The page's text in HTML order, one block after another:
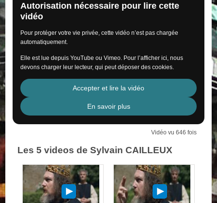
Autorisation nécessaire pour lire cette
vidéo
Pour protéger votre vie privée, cette vidéo n’est pas chargée
automatiquement.
Elle est lue depuis YouTube ou Vimeo. Pour l’afficher ici, nous
devons charger leur lecteur, qui peut déposer des cookies.
Accepter et lire la vidéo
En savoir plus
Vidéo vu 646 fois
Les 5 videos de Sylvain CAILLEUX